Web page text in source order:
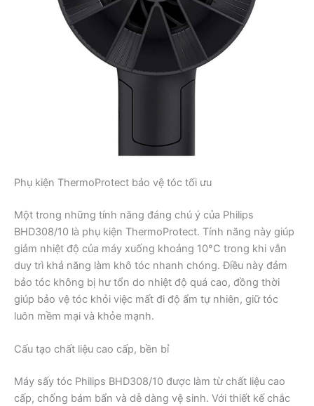
Phụ kiện ThermoProtect bảo vệ tóc tối ưu
Một trong những tính năng đáng chú ý của Philips
BHD308/10 là phụ kiện ThermoProtect. Tính năng này giúp
giảm nhiệt độ của máy xuống khoảng 10°C trong khi vẫn
duy trì khả năng làm khô tóc nhanh chóng. Điều này đảm
bảo tóc không bị hư tổn do nhiệt độ quá cao, đồng thời
giúp bảo vệ tóc khỏi việc mất đi độ ẩm tự nhiên, giữ tóc
luôn mềm mại và khỏe mạnh.
Cấu tạo chất liệu cao cấp, bền bỉ
Máy sấy tóc Philips BHD308/10 được làm từ chất liệu cao
cấp, chống bám bẩn và dễ dàng vệ sinh. Với thiết kế chắc